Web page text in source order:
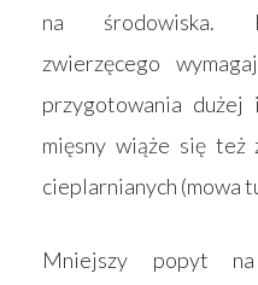
na środowiska.
zwierzęcego
przygotowania dużej
mięsny wiąże się też
cieplarnianych (mowa
Mniejszy popyt